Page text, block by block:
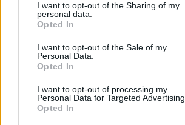
I want to opt-out of the Sharing of my
personal data.
Opted In
I want to opt-out of the Sale of my
Personal Data.
Opted In
I want to opt-out of processing my
Personal Data for Targeted Advertising.
Opted In